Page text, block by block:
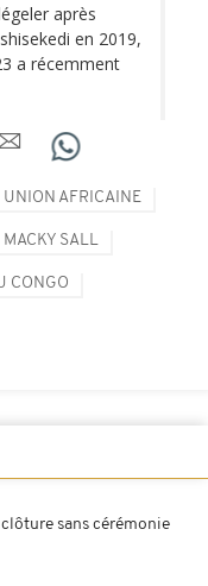
après
en 2019,
a récemment
UNION AFRICAINE
MACKY SALL
CONGO
sans cérémonie